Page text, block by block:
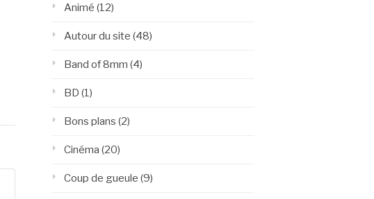
Animé (12)
Autour du site (48)
Band of 8mm (4)
BD (1)
Bons plans (2)
Cinéma (20)
Coup de gueule (9)